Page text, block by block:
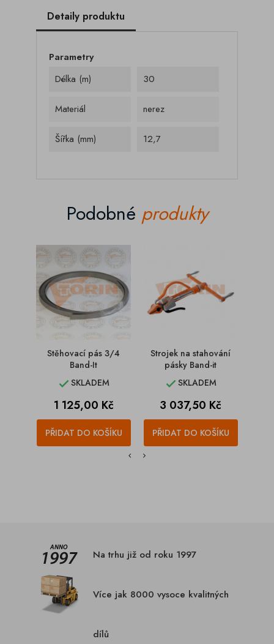
Detaily produktu
Parametry
Délka (m)
30
Materiál nerez
Šířka (mm) 12,7
Podobné produkty
Stěhovací pás 3/4
Band-It
SKLADEM
Cena
1 125,00 Kč
PŘIDAT DO KOŠÍKU
Strojek na stahování
pásky Band-it
SKLADEM
Cena
3 037,50 Kč
PŘIDAT DO KOŠÍKU
Na trhu již od roku 1997
Více jak 8000 vysoce kvalitných
dílů